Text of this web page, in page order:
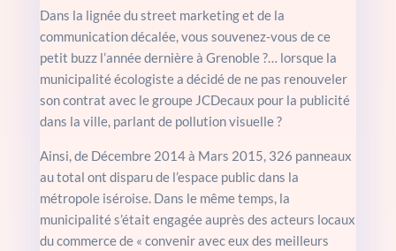
Dans la lignée du street marketing et de la
communication décalée, vous souvenez-vous de ce
petit buzz l’année dernière à Grenoble ?… lorsque la
municipalité écologiste a décidé de ne pas renouveler
son contrat avec le groupe JCDecaux pour la publicité
dans la ville, parlant de pollution visuelle ?
Ainsi, de Décembre 2014 à Mars 2015, 326 panneaux
au total ont disparu de l’espace public dans la
métropole iséroise. Dans le même temps, la
municipalité s’était engagée auprès des acteurs locaux
du commerce de « convenir avec eux des meilleurs